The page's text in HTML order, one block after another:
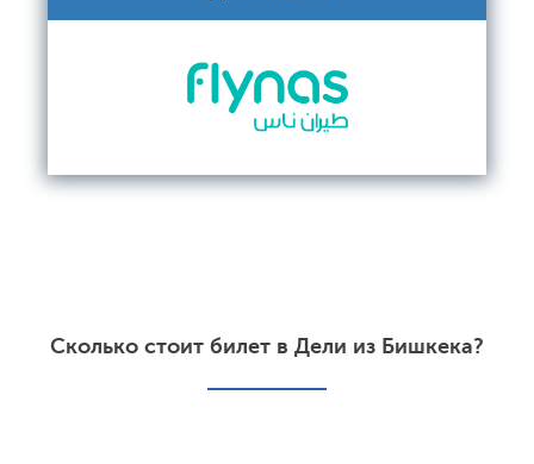
Сколько стоит билет в Дели из Бишкека?